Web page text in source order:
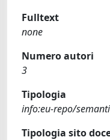
Fulltext
none
Numero autori
3
Tipologia
info:eu-repo/
Tipologia sito